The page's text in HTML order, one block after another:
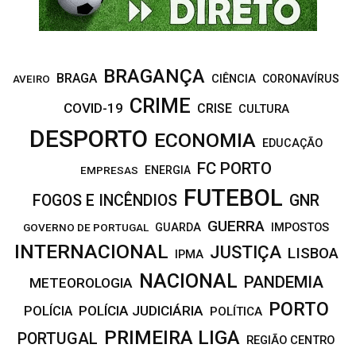
AVEIRO BRAGA BRAGANÇA CIÊNCIA CORONAVÍRUS
COVID-19 CRIME CRISE CULTURA
DESPORTO ECONOMIA EDUCAÇÃO
EMPRESAS ENERGIA FC PORTO
FOGOS E INCÊNDIOS FUTEBOL GNR
GOVERNO DE PORTUGAL GUARDA GUERRA IMPOSTOS
INTERNACIONAL IPMA JUSTIÇA LISBOA
METEOROLOGIA NACIONAL PANDEMIA
POLÍCIA POLÍCIA JUDICIÁRIA POLÍTICA PORTO
PORTUGAL PRIMEIRA LIGA REGIÃO CENTRO